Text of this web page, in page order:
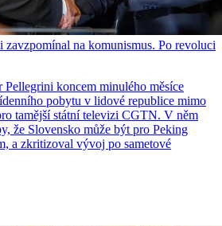
na komunismus. Po revoluci
Pellegrini koncem minulého měsíce
pobytu v lidové republice mimo
tamější státní televizi CGTN. V něm
že Slovensko může být pro Peking
a zkritizoval vývoj po sametové